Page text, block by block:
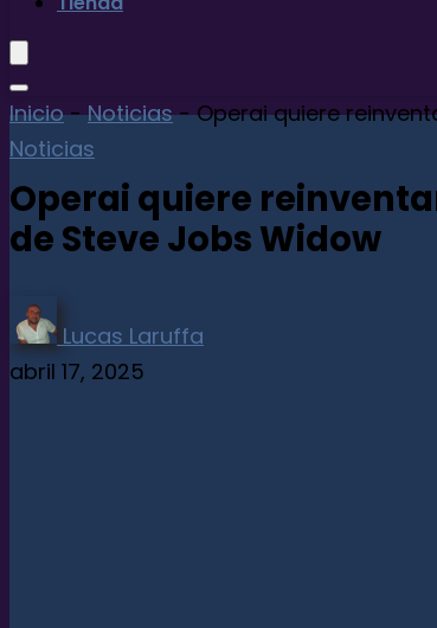
Inicio-Noticias-Operai quiere
Noticias
Operai quiere
de Steve Jobs Widow
Lucas Laruffa
abril 17, 2025